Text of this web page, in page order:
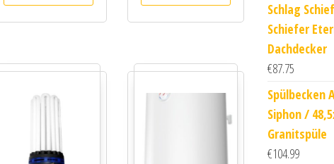
Schlag
Schiefer
Dachdecker
€87.75
Spülbecken
Siphon /
Granitspüle
€104.99